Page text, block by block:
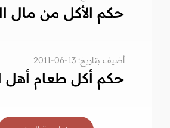
حكم الأكل من مال
أضيف بتاريخ: 13-06-2011
حكم أكل طعام أهل